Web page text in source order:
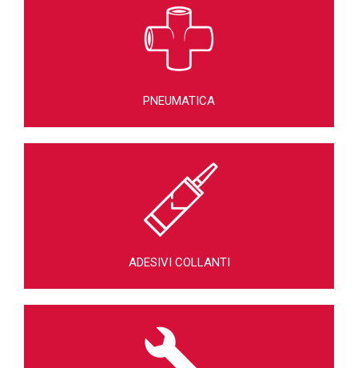
PNEUMATICA
ADESIVI COLLANTI